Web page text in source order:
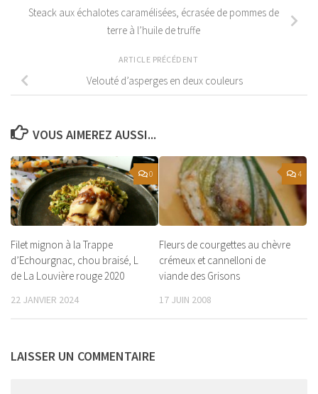
Steack aux échalotes caramélisées, écrasée de pommes de
terre à l’huile de truffe
ARTICLE PRÉCÉDENT
Velouté d’asperges en deux couleurs
VOUS AIMEREZ AUSSI...
0
Filet mignon à la Trappe
d’Echourgnac, chou braisé, L
de La Louvière rouge 2020
22 JANVIER 2024
4
Fleurs de courgettes au chèvre
crémeux et cannelloni de
viande des Grisons
17 JUIN 2008
LAISSER UN COMMENTAIRE